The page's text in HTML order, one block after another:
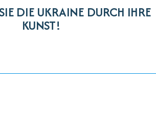
DIE UKRAINE DURCH IHRE
KUNST!